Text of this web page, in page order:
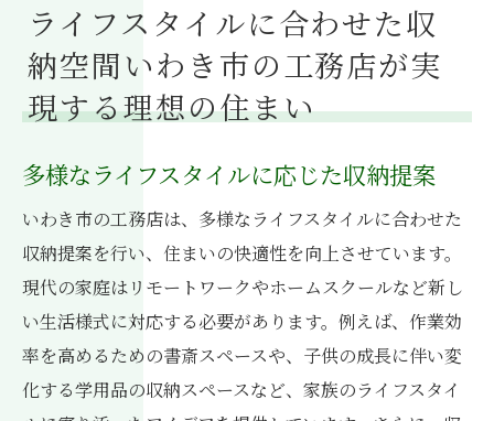
ライフスタイルに合わせた収
納空間いわき市の工務店が実
現する理想の住まい
多様なライフスタイルに応じた収納提案
いわき市の工務店は、多様なライフスタイルに合わせた
収納提案を行い、住まいの快適性を向上させています。
現代の家庭はリモートワークやホームスクールなど新し
い生活様式に対応する必要があります。例えば、作業効
率を高めるための書斎スペースや、子供の成長に伴い変
化する学用品の収納スペースなど、家族のライフスタイ